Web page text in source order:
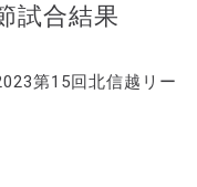
試合結果
第15回北信越リー